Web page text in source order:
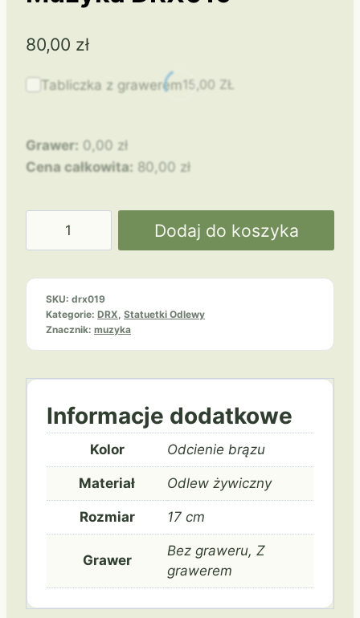
80,00 zł
Tabliczka z grawerem15,00 ZŁ
Grawer: 0,00 zł
Cena całkowita: 80,00 zł
Dodaj do koszyka
SKU: drx019
Kategorie: DRX Statuetki Odlewy
Znacznik: muzyka
Informacje dodatkowe
Kolor Odcienie brązu
Materiał Odlew żywiczny
Rozmiar 17 cm
Grawer
Bez graweru, Z
grawerem